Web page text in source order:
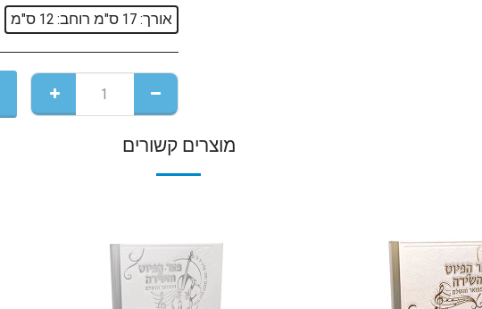
אורך: 17 ס"מ רוחב: 12 ס"מ
מוצרים קשורים